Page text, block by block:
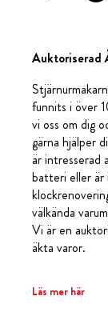
Auktoriserad
funnits i över
vi oss om dig
gärna hjälper
är intresserad
batteri eller är
välkända
Vi är en
äkta varor.
Läs mer här